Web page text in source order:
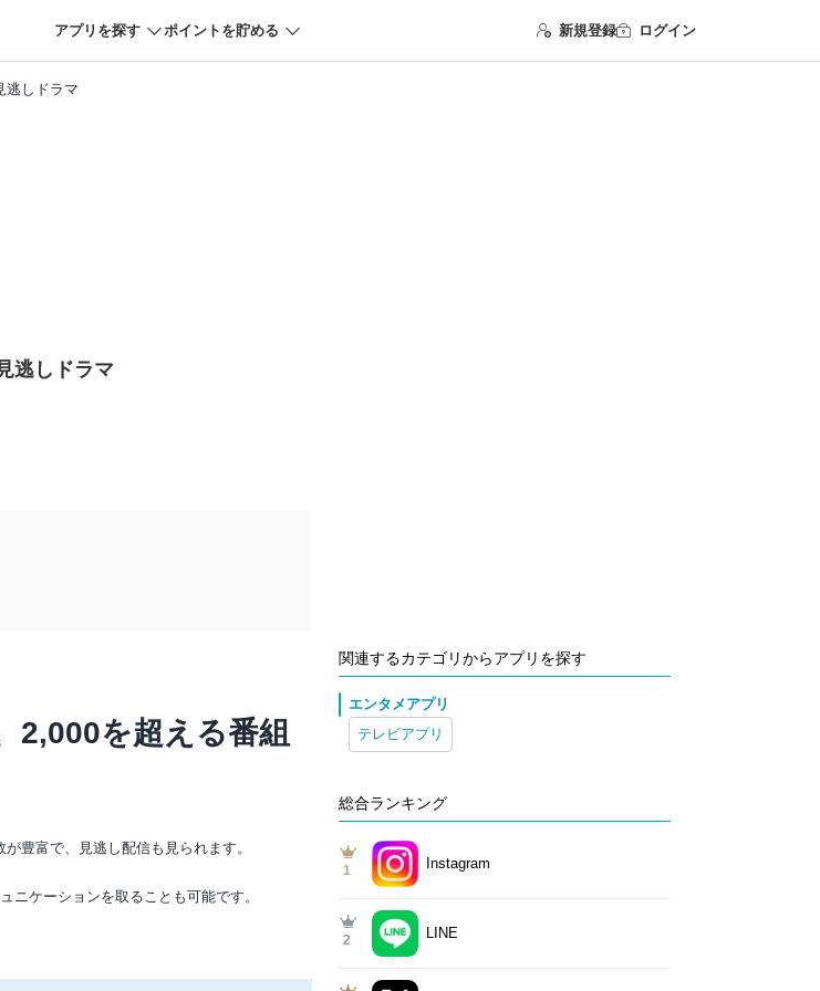
アプリを探す ポイントを貯める 新規登録 ログイン
逃しドラマ
逃しドラマ
2,000を超える番組
豊富で、見逃し配信も見られます。
ニケーションを取ることも可能です。
関連するカテゴリからアプリを探す
エンタメアプリ
テレビアプリ
総合ランキング
1 Instagram
2 LINE